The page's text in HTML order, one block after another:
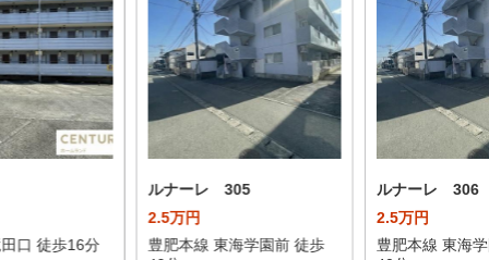
口 徒歩16分
ルナーレ 305
2.5万円
豊肥本線 東海学園前 徒歩
ルナーレ 306
2.5万円
豊肥本線 東海